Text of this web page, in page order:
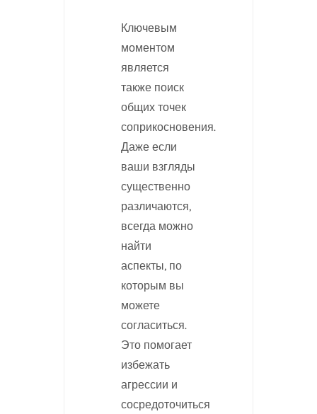
Ключевым
моментом
является
также поиск
общих точек
соприкосновения.
Даже если
ваши взгляды
существенно
различаются,
всегда можно
найти
аспекты, по
которым вы
можете
согласиться.
Это помогает
избежать
агрессии и
сосредоточиться